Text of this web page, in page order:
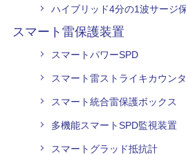
ハイブリッド4分の1波サージ
スマート雷保護装置
スマートパワーSPD
スマート雷ストライキカウン
スマート統合雷保護ボックス
多機能スマートSPD監視装置
スマートグラッド抵抗計